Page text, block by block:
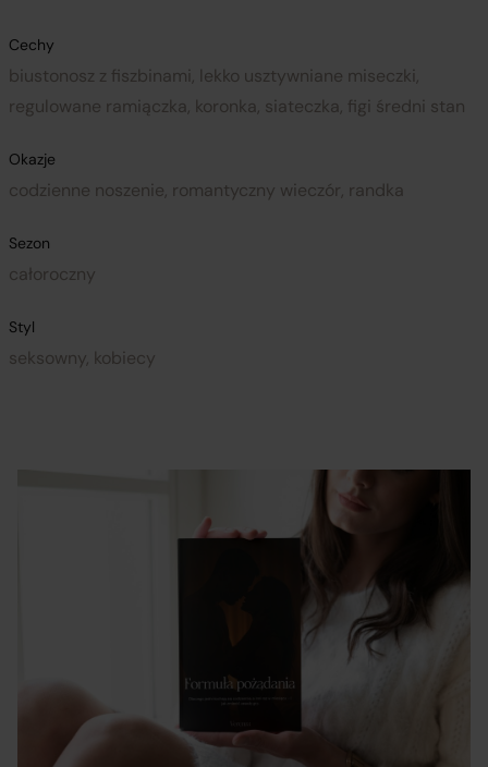
Cechy
biustonosz z fiszbinami, lekko usztywniane miseczki,
regulowane ramiączka, koronka, siateczka, figi średni stan
Okazje
codzienne noszenie, romantyczny wieczór, randka
Sezon
całoroczny
Styl
seksowny, kobiecy